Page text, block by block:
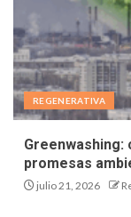
REGENERATIVA
promesas
julio 21, 2026